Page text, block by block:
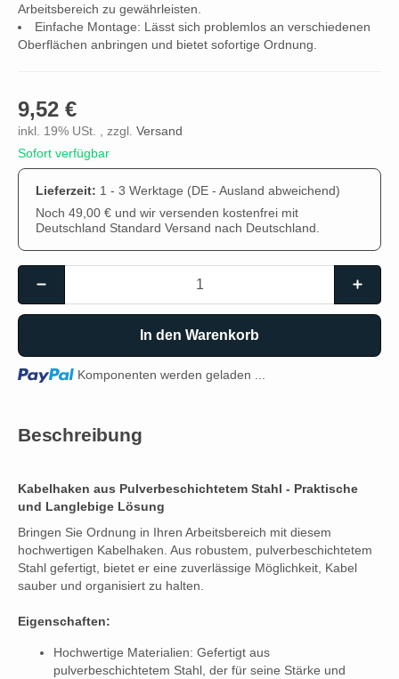
Arbeitsbereich zu gewährleisten.
Einfache Montage: Lässt sich problemlos an verschiedenen
Oberflächen anbringen und bietet sofortige Ordnung.
9,52 €
inkl. 19% USt. , zzgl. Versand
Sofort verfügbar
Lieferzeit: 1 - 3 Werktage (DE - Ausland abweichend)
Noch 49,00 € und wir versenden kostenfrei mit
Deutschland Standard Versand nach Deutschland.
In den Warenkorb
Loading... Komponenten werden geladen ...
Beschreibung
Kabelhaken aus Pulverbeschichtetem Stahl - Praktische
und Langlebige Lösung
Bringen Sie Ordnung in Ihren Arbeitsbereich mit diesem
hochwertigen Kabelhaken. Aus robustem, pulverbeschichtetem
Stahl gefertigt, bietet er eine zuverlässige Möglichkeit, Kabel
sauber und organisiert zu halten.
Eigenschaften:
Hochwertige Materialien: Gefertigt aus
pulverbeschichtetem Stahl, der für seine Stärke und